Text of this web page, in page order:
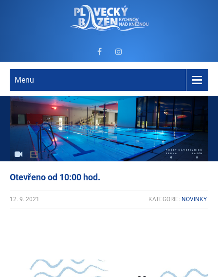
Menu
POČET NÁVŠTĚVNÍKŮ
SAUNA
0
BAZÉN
0
Otevřeno od 10:00 hod.
12. 9. 2021 KATEGORIE: NOVINKY